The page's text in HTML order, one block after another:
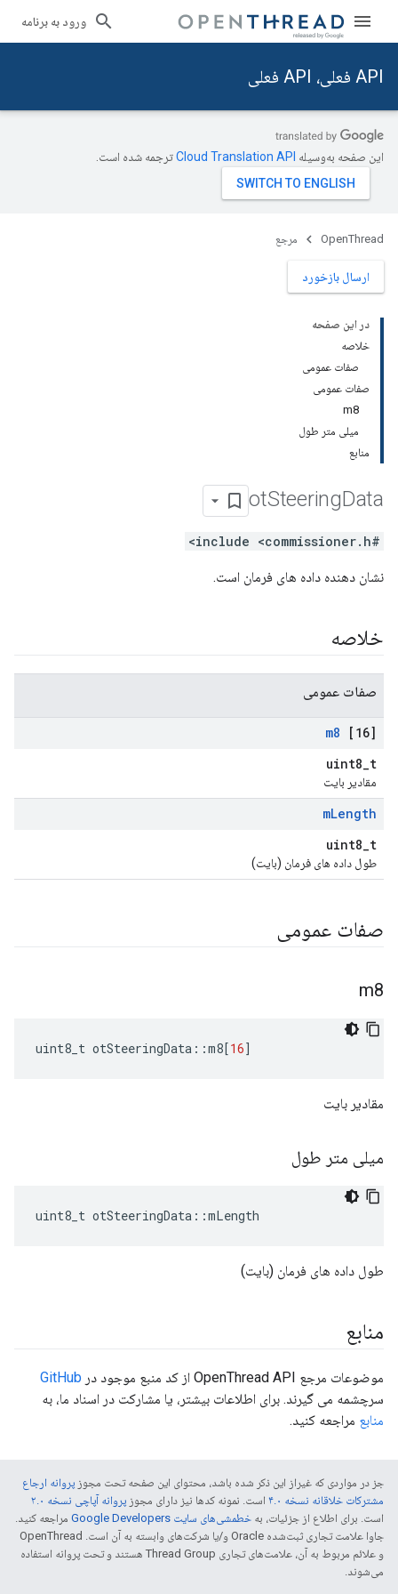
ورود به برنامه
API فعلی، API فعلی
این صفحه به‌وسیله ترجمه شده است.
OpenThread مرجع
ارسال بازخورد
در این صفحه
خلاصه
صفات عمومی
صفات عمومی
m8
میلی متر طول
منابع
otSteeringData
#include <commissioner.h>
نشان دهنده داده های فرمان است.
خلاصه
صفات عمومی
m8 [16]
uint8_t
مقادیر بایت
mLength
uint8_t
طول داده های فرمان (بایت)
صفات عمومی
m8
uint8_t otSteeringData ::m8[16]
مقادیر بایت
میلی متر طول
uint8_t otSteeringData ::mLength
طول داده های فرمان (بایت)
منابع
موضوعات مرجع OpenThread API از کد منبع موجود در
GitHub
سرچشمه می گیرند. برای اطلاعات بیشتر، یا مشارکت در اسناد ما، به
منابع مراجعه کنید.
جز در مواردی که غیراز این ذکر شده باشد، محتوای این صفحه تحت مجوز پروانه ارجاع
مشترکات خلاقانه نسخه ۴.۰
است. نمونه کدها نیز دارای مجوز پروانه آپاچی نسخه ۲.۰
است. برای اطلاع از جزئیات، به خطمشی‌های سایت Google Developers‏
مراجعه کنید.
جاوا علامت تجاری ثبت‌شده Oracle و/یا شرکت‌های وابسته به آن است. ‫OpenThread
و علائم مربوط به آن، علامت‌های تجاری Thread Group هستند و تحت پروانه استفاده
می‌شوند.